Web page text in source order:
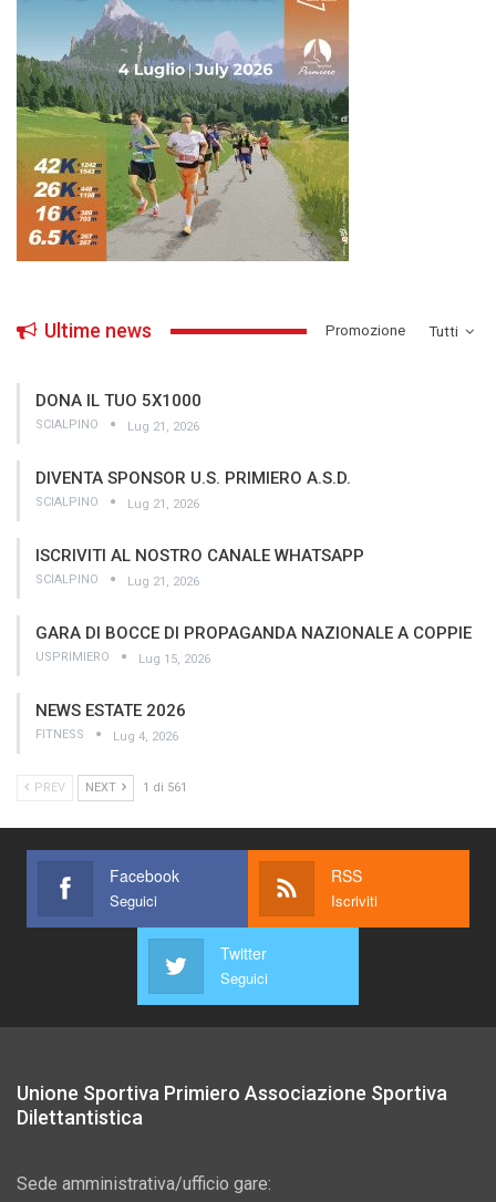
Tutti
Ultime news ­Promozione
DONA IL TUO 5X1000
SCIALPINO Lug 21, 2026
DIVENTA SPONSOR U.S. PRIMIERO A.S.D.
SCIALPINO Lug 21, 2026
ISCRIVITI AL NOSTRO CANALE WHATSAPP
SCIALPINO Lug 21, 2026
GARA DI BOCCE DI PROPAGANDA NAZIONALE A COPPIE
USPRIMIERO Lug 15, 2026
NEWS ESTATE 2026
FITNESS Lug 4, 2026
PREV NEXT 1 di 561
Facebook
Seguici
RSS
Iscriviti
Twitter
Seguici
Unione Sportiva Primiero Associazione Sportiva
Dilettantistica
Sede amministrativa/ufficio gare: